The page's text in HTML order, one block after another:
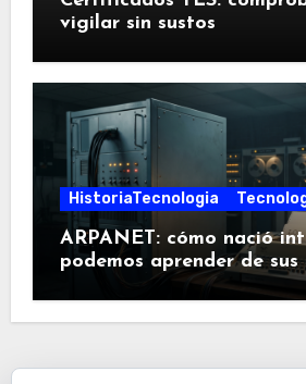
vigilar sin sustos
HistoriaTecnologia
ARPANET: cómo nació
podemos aprender de sus